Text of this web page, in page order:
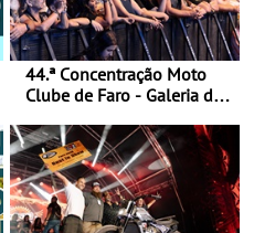
44.ª Concentração Moto
Clube de Faro - Galeria de